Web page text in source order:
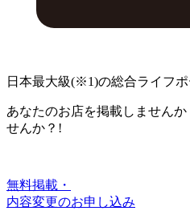
日本最大級(※1)の総合ライフ
あなたのお店を掲載しませんか
せんか？!
無料掲載・
内容変更のお申し込み